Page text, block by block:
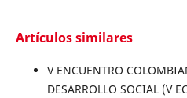
Artículos similares
V ENCUENTRO
DESARROLLO SOCIAL (V